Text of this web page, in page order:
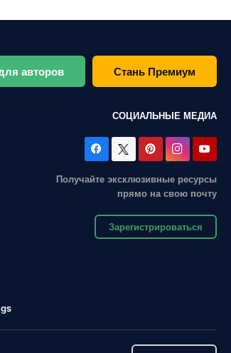
авторов Стань Премиум
СОЦИАЛЬНЫЕ МЕДИА
Получайте эксклюзивные ресурсы
прямо на свою почту
Зарегистрироваться